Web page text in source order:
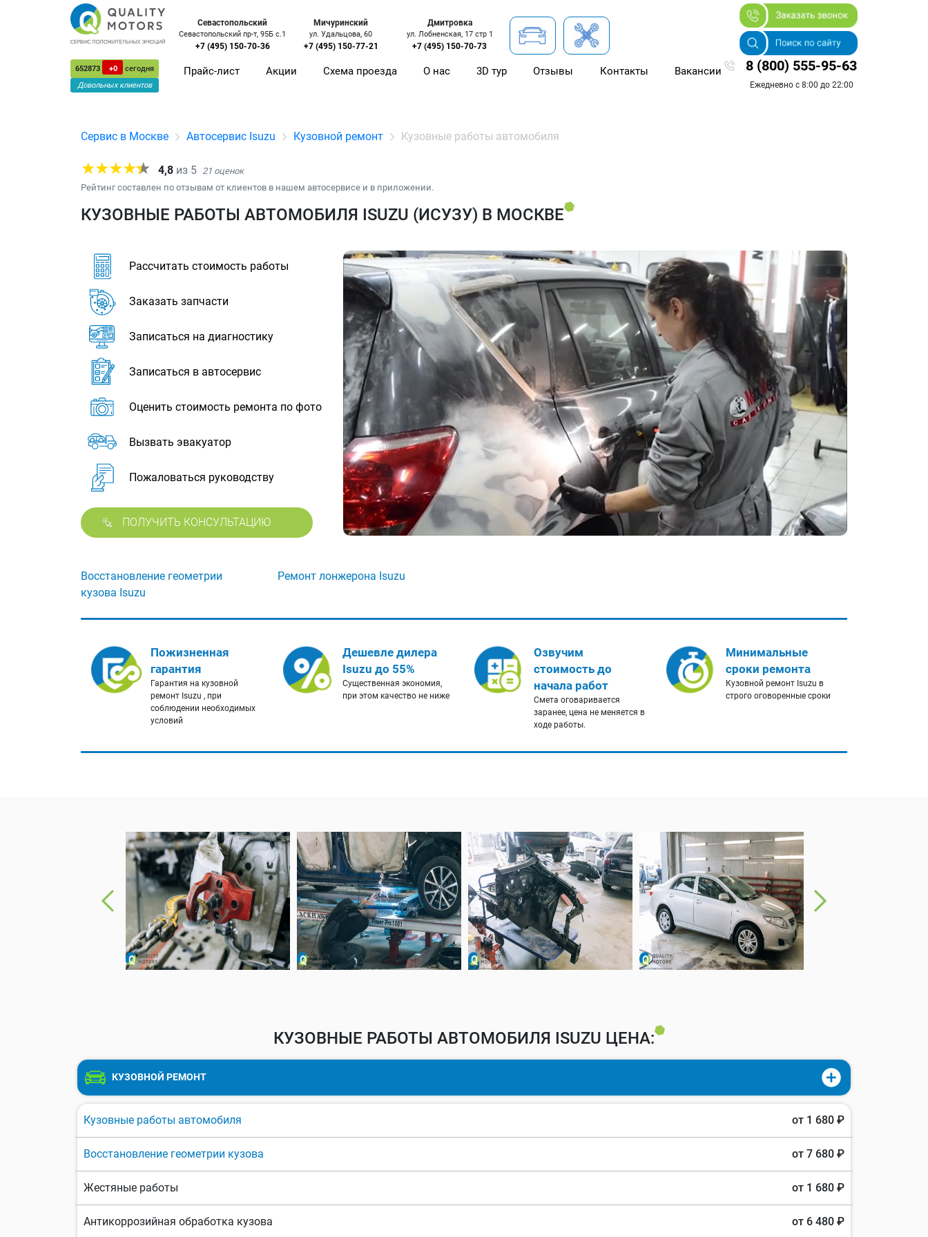
652873 +0
сегодня
Довольных клиентов
Севастопольский
Севастопольский пр-т, 95Б с.1
+7 (495) 150-70-36
Мичуринский
ул. Удальцова, 60
+7 (495) 150-77-21
Дмитровка
ул. Лобненская, 17 стр 1
+7 (495) 150-70-73
Прайс-лист Акции Схема проезда О нас 3D тур Отзывы Контакты Вакансии 8 (800) 555-95-63
Ежедневно с 8:00 до 22:00
Сервис в Москве Автосервис Isuzu Кузовной ремонт Кузовные работы автомобиля
4,8 из 5 21 оценок
Рейтинг составлен по отзывам от клиентов в нашем автосервисе и в приложении.
КУЗОВНЫЕ РАБОТЫ АВТОМОБИЛЯ ISUZU (ИСУЗУ) В МОСКВЕ
Рассчитать стоимость работы
Заказать запчасти
Записаться на диагностику
Записаться в автосервис
Оценить стоимость ремонта по фото
Вызвать эвакуатор
Пожаловаться руководству
ПОЛУЧИТЬ КОНСУЛЬТАЦИЮ
Восстановление геометрии
кузова Isuzu
Ремонт лонжерона Isuzu
Пожизненная
гарантия
Гарантия на кузовной
ремонт Isuzu , при
соблюдении необходимых
условий
Дешевле дилера
Isuzu до 55%
Существенная экономия,
при этом качество не ниже
Озвучим
стоимость до
начала работ
Смета оговаривается
заранее, цена не меняется в
ходе работы.
Минимальные
сроки ремонта
Кузовной ремонт Isuzu в
строго оговоренные сроки
КУЗОВНЫЕ РАБОТЫ АВТОМОБИЛЯ ISUZU ЦЕНА:
КУЗОВНОЙ РЕМОНТ
Кузовные работы автомобиля от 1 680 ₽
Восстановление геометрии кузова от 7 680 ₽
Жестяные работы от 1 680 ₽
Антикоррозийная обработка кузова от 6 480 ₽